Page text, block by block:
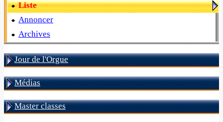
Liste
Annoncer
Archives
Jour de l'Orgue
Médias
Master classes